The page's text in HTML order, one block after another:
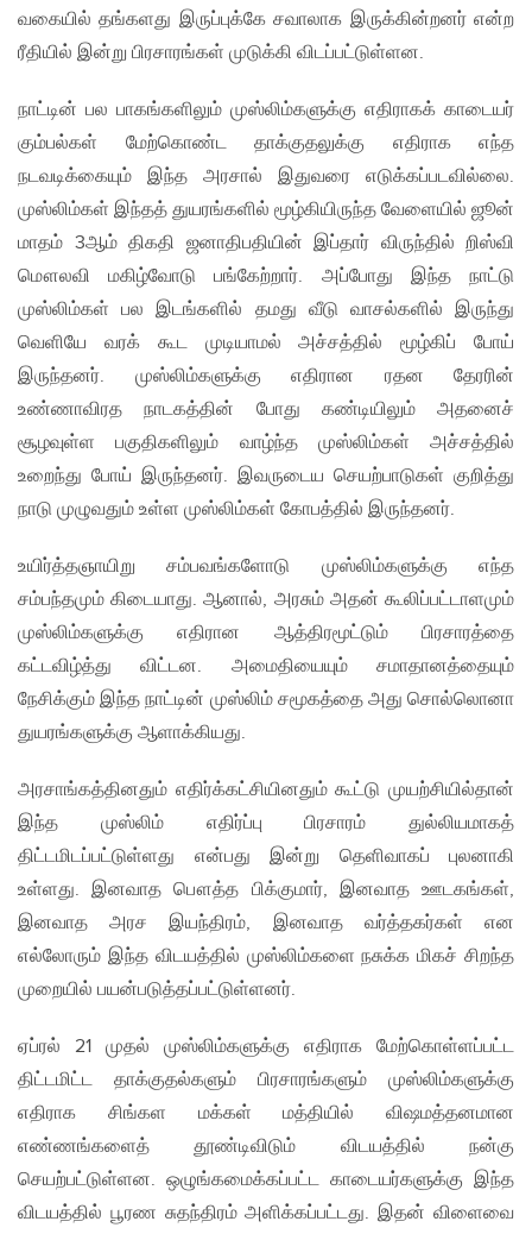
வகையில் தங்களது இருப்புக்கே சவாலாக இருக்கின்றனர் என்ற
ரீதியில் இன்று பிரசாரங்கள் முடுக்கி விடப்பட்டுள்ளன.
நாட்டின் பல பாகங்களிலும் முஸ்லிம்களுக்கு எதிராகக் காடையர்
கும்பல்கள் மேற்கொண்ட தாக்குதலுக்கு எதிராக எந்த
நடவடிக்கையும் இந்த அரசால் இதுவரை எடுக்கப்படவில்லை.
முஸ்லிம்கள் இந்தத் துயரங்களில் மூழ்கியிருந்த வேளையில் ஜூன்
மாதம் 3ஆம் திகதி ஜனாதிபதியின் இப்தார் விருந்தில் றிஸ்வி
மௌலவி மகிழ்வோடு பங்கேற்றார். அப்போது இந்த நாட்டு
முஸ்லிம்கள் பல இடங்களில் தமது வீடு வாசல்களில் இருந்து
வெளியே வரக் கூட முடியாமல் அச்சத்தில் மூழ்கிப் போய்
இருந்தனர். முஸ்லிம்களுக்கு எதிரான ரதன தேரரின்
உண்ணாவிரத நாடகத்தின் போது கண்டியிலும் அதனைச்
சூழவுள்ள பகுதிகளிலும் வாழ்ந்த முஸ்லிம்கள் அச்சத்தில்
உறைந்து போய் இருந்தனர். இவருடைய செயற்பாடுகள் குறித்து
நாடு முழுவதும் உள்ள முஸ்லிம்கள் கோபத்தில் இருந்தனர்.
உயிர்த்தஞாயிறு சம்பவங்களோடு முஸ்லிம்களுக்கு எந்த
சம்பந்தமும் கிடையாது. ஆனால், அரசும் அதன் கூலிப்பட்டாளமும்
முஸ்லிம்களுக்கு எதிரான ஆத்திரமூட்டும் பிரசாரத்தை
கட்டவிழ்த்து விட்டன. அமைதியையும் சமாதானத்தையும்
நேசிக்கும் இந்த நாட்டின் முஸ்லிம் சமூகத்தை அது சொல்லொனா
துயரங்களுக்கு ஆளாக்கியது.
அரசாங்கத்தினதும் எதிர்க்கட்சியினதும் கூட்டு முயற்சியில்தான்
இந்த முஸ்லிம் எதிர்ப்பு பிரசாரம் துல்லியமாகத்
திட்டமிடப்பட்டுள்ளது என்பது இன்று தெளிவாகப் புலனாகி
உள்ளது. இனவாத பௌத்த பிக்குமார், இனவாத ஊடகங்கள்,
இனவாத அரச இயந்திரம், இனவாத வர்த்தகர்கள் என
எல்லோரும் இந்த விடயத்தில் முஸ்லிம்களை நசுக்க மிகச் சிறந்த
முறையில் பயன்படுத்தப்பட்டுள்ளனர்.
ஏப்ரல் 21 முதல் முஸ்லிம்களுக்கு எதிராக மேற்கொள்ளப்பட்ட
திட்டமிட்ட தாக்குதல்களும் பிரசாரங்களும் முஸ்லிம்களுக்கு
எதிராக சிங்கள மக்கள் மத்தியில் விஷமத்தனமான
எண்ணங்களைத் தூண்டிவிடும் விடயத்தில் நன்கு
செயற்பட்டுள்ளன. ஒழுங்கமைக்கப்பட்ட காடையர்களுக்கு இந்த
விடயத்தில் பூரண சுதந்திரம் அளிக்கப்பட்டது. இதன் விளைவை